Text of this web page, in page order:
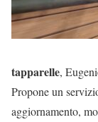
tapparelle,
Propone un
aggiornamento,